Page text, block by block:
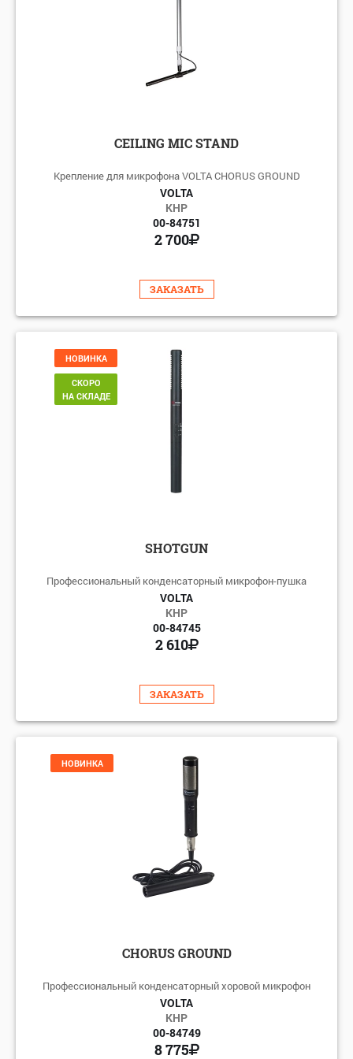
по цене: возрастанию
CEILING MIC STAND
Крепление для микрофона VOLTA CHORUS GROUND
VOLTA
КНР
00-84751
2 700
ЗАКАЗАТЬ
НОВИНКА
СКОРО
НА СКЛАДЕ
SHOTGUN
Профессиональный конденсаторный микрофон-пушка
VOLTA
КНР
00-84745
2 610
ЗАКАЗАТЬ
НОВИНКА
CHORUS GROUND
Профессиональный конденсаторный хоровой микрофон
VOLTA
КНР
00-84749
8 775